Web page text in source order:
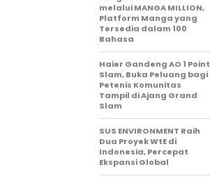
melalui MANGA MILLION,
Platform Manga yang
Tersedia dalam 100
Bahasa
Haier Gandeng AO 1 Point
Slam, Buka Peluang bagi
Petenis Komunitas
Tampil di Ajang Grand
Slam
SUS ENVIRONMENT Raih
Dua Proyek WtE di
Indonesia, Percepat
Ekspansi Global